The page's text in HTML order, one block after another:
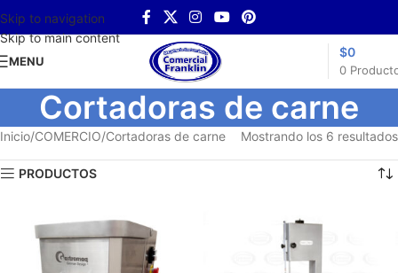
Skip to navigation
Skip to main content
MENU
0
$0
Cortadoras de carne
Inicio COMERCIO Cortadoras de carne Mostrando los 6 resultados
PRODUCTOS